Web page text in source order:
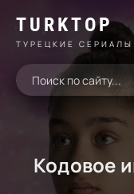
TURKTOP
ТУРЕЦКИЕ СЕРИАЛЫ
Кодовое